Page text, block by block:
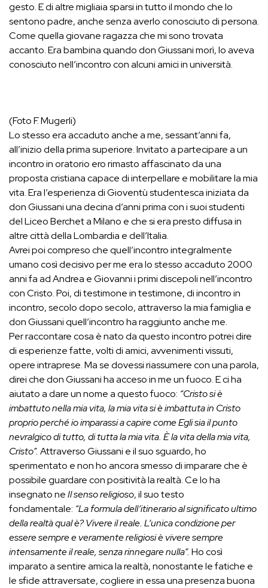
gesto. E di altre migliaia sparsi in tutto il mondo che lo
sentono padre, anche senza averlo conosciuto di persona.
Come quella giovane ragazza che mi sono trovata
accanto. Era bambina quando don Giussani morì, lo aveva
conosciuto nell’incontro con alcuni amici in università.
(Foto F. Mugerli)
Lo stesso era accaduto anche a me, sessant’anni fa,
all’inizio della prima superiore. Invitato a partecipare a un
incontro in oratorio ero rimasto affascinato da una
proposta cristiana capace di interpellare e mobilitare la mia
vita. Era l’esperienza di Gioventù studentesca iniziata da
don Giussani una decina d’anni prima con i suoi studenti
del Liceo Berchet a Milano e che si era presto diffusa in
altre città della Lombardia e dell’Italia.
Avrei poi compreso che quell’incontro integralmente
umano così decisivo per me era lo stesso accaduto 2000
anni fa ad Andrea e Giovanni i primi discepoli nell’incontro
con Cristo. Poi, di testimone in testimone, di incontro in
incontro, secolo dopo secolo, attraverso la mia famiglia e
don Giussani quell’incontro ha raggiunto anche me.
Per raccontare cosa è nato da questo incontro potrei dire
di esperienze fatte, volti di amici, avvenimenti vissuti,
opere intraprese. Ma se dovessi riassumere con una parola,
direi che don Giussani ha acceso in me un fuoco. E ci ha
aiutato a dare un nome a questo fuoco: “Cristo si è
imbattuto nella mia vita, la mia vita si è imbattuta in Cristo
proprio perché io imparassi a capire come Egli sia il punto
nevralgico di tutto, di tutta la mia vita. È la vita della mia vita,
Cristo”. Attraverso Giussani e il suo sguardo, ho
sperimentato e non ho ancora smesso di imparare che è
possibile guardare con positività la realtà. Ce lo ha
insegnato neIl senso religioso, il suo testo
fondamentale: “La formula dell’itinerario al significato ultimo
della realtà qual è? Vivere il reale. L’unica condizione per
essere sempre e veramente religiosi è vivere sempre
intensamente il reale, senza rinnegare nulla”. Ho così
imparato a sentire amica la realtà, nonostante le fatiche e
le sfide attraversate, cogliere in essa una presenza buona